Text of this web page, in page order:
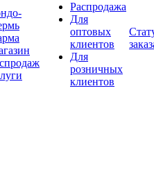
Распродажа
Для
оптовых
клиентов
Для
розничных
клиентов